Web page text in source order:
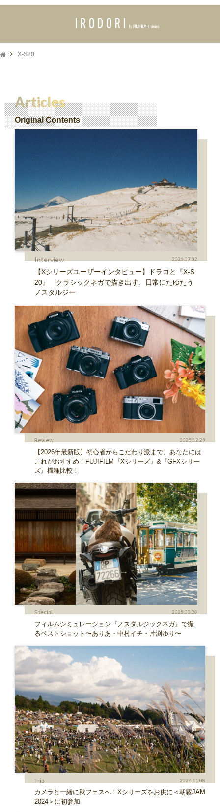
X-S20
Articles
Original Contents
Interview 2026.07.02
【Xシリーズユーザーインタビュー】ドラコと『X-S
20』 クラシックネガで描き出す、日常にたゆたう
ノスタルジー
Review 2025.12.29
【2026年最新版】初心者からこだわり派まで、あなたには
これがおすすめ！FUJIFILM『Xシリーズ』&『GFXシリー
ズ』機種比較！
Special 2025.03.28
フィルムシミュレーション『ノスタルジックネガ』で撮
るベストショット〜ありあ・中村イチ・片渕ゆり〜
Trip 2024.11.08
カメラと一緒に秋フェスへ！Xシリーズをお供に＜朝霧JAM
2024＞に初参加